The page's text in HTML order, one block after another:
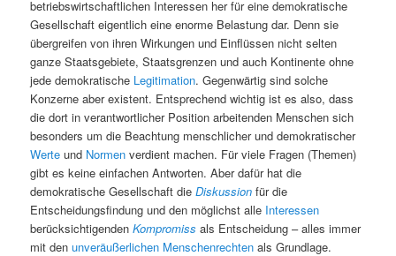
betriebswirtschaftlichen Interessen her für eine demokratische
Gesellschaft eigentlich eine enorme Belastung dar. Denn sie
übergreifen von ihren Wirkungen und Einflüssen nicht selten
ganze Staatsgebiete, Staatsgrenzen und auch Kontinente ohne
jede demokratische Legitimation. Gegenwärtig sind solche
Konzerne aber existent. Entsprechend wichtig ist es also, dass
die dort in verantwortlicher Position arbeitenden Menschen sich
besonders um die Beachtung menschlicher und demokratischer
Werte und Normen verdient machen. Für viele Fragen (Themen)
gibt es keine einfachen Antworten. Aber dafür hat die
demokratische Gesellschaft dieDiskussion für die
Entscheidungsfindung und den möglichst alle Interessen
berücksichtigendenKompromiss als Entscheidung – alles immer
mit denunveräußerlichen Menschenrechten als Grundlage.